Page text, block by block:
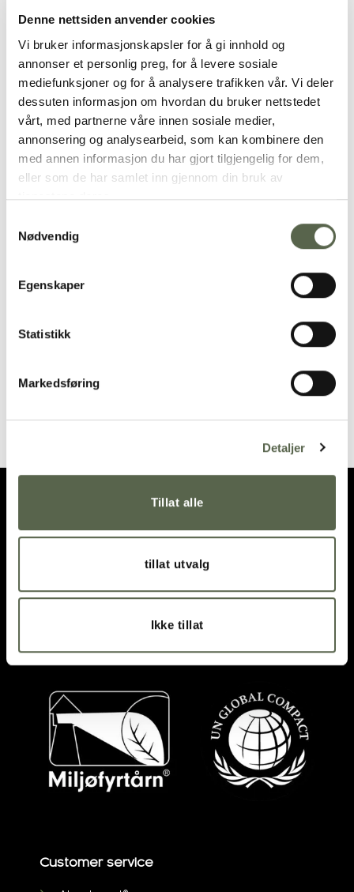
Denne nettsiden anvender cookies
Vi bruker informasjonskapsler for å gi innhold og
annonser et personlig preg, for å levere sosiale
mediefunksjoner og for å analysere trafikken vår. Vi deler
dessuten informasjon om hvordan du bruker nettstedet
vårt, med partnerne våre innen sosiale medier,
annonsering og analysearbeid, som kan kombinere den
med annen informasjon du har gjort tilgjengelig for dem,
eller som de har samlet inn gjennom din bruk av
tjenestene deres.
Nødvendig
Egenskaper
Statistikk
Markedsføring
Detaljer
Tillat alle
tillat utvalg
Ikke tillat
Additional
PRODUCT Cutlery
RELATED PRODUCTS
335,00kr
spoon
Customer service